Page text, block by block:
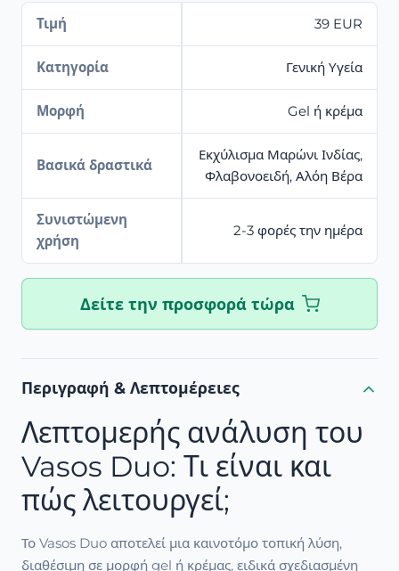
Τιμή 39 EUR
Κατηγορία Γενική Υγεία
Μορφή Gel ή κρέμα
Βασικά δραστικά
Εκχύλισμα Μαρώνι Ινδίας,
Φλαβονοειδή, Αλόη Βέρα
Συνιστώμενη
χρήση
2-3 φορές την ημέρα
Δείτε την προσφορά τώρα
Περιγραφή & Λεπτομέρειες
Λεπτομερής ανάλυση του
Vasos Duo: Τι είναι και
πώς λειτουργεί;
Το Vasos Duo αποτελεί μια καινοτόμο τοπική λύση,
διαθέσιμη σε μορφή gel ή κρέμας, ειδικά σχεδιασμένη